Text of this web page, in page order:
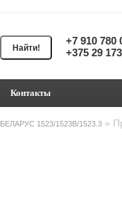
+7 910
+375 29
Контакты
БЕЛАРУС 1523/1523В/1523.3 »